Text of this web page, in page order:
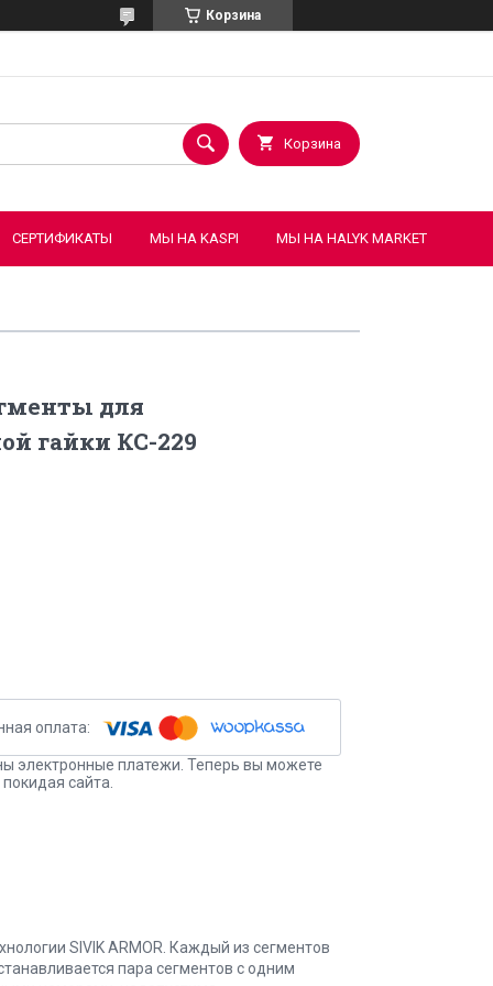
Корзина
Корзина
СЕРТИФИКАТЫ МЫ НА KASPI МЫ НА HALYK MARKET
для
гайки КС-229
электронные платежи. Теперь вы можете
сайта.
SIVIK ARMOR. Каждый из сегментов
пара сегментов с одним